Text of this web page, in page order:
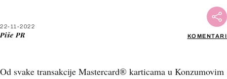
22-11-2022
Piše PR KOMENTARI
Od svake transakcije Mastercard® karticama u Konzumovim